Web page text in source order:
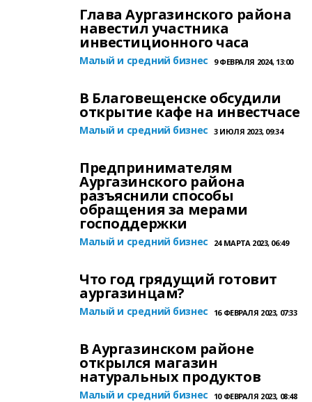
Глава Аургазинского района
навестил участника
инвестиционного часа
Малый и средний бизнес 9 ФЕВРАЛЯ 2024, 13:00
В Благовещенске обсудили
открытие кафе на инвестчасе
Малый и средний бизнес 3 ИЮЛЯ 2023, 09:34
Предпринимателям
Аургазинского района
разъяснили способы
обращения за мерами
господдержки
Малый и средний бизнес 24 МАРТА 2023, 06:49
Что год грядущий готовит
аургазинцам?
Малый и средний бизнес 16 ФЕВРАЛЯ 2023, 07:33
В Аургазинском районе
открылся магазин
натуральных продуктов
Малый и средний бизнес 10 ФЕВРАЛЯ 2023, 08:48